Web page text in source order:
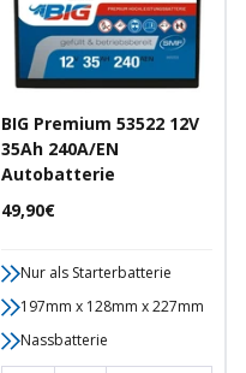
BIG Premium 53522 12V
35Ah 240A/EN
Autobatterie
Angebotspreis
49,90€
Nur als Starterbatterie
197mm x 128mm x 227mm
Nassbatterie